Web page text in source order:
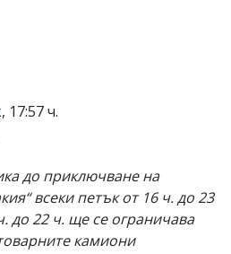
17:57 ч.
до приключване на
всеки петък от 16 ч. до 23
до 22 ч. ще се ограничава
камиони